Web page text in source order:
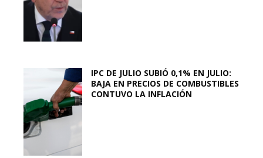
IPC DE JULIO SUBIÓ 0,1% EN JULIO:
BAJA EN PRECIOS DE COMBUSTIBLES
CONTUVO LA INFLACIÓN